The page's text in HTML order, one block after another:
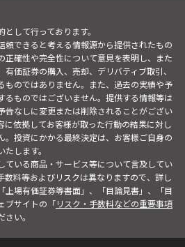
して行っております。
頼できると考える情報源から提供されたもの
正確性や完全性について意見を表明し、また
価証券の購入、売却、デリバティブ取引、
ものではありません。また、過去の実績や予
るものではございません。提供する情報等は
告なしに変更または削除されることがござい
に依拠してお客様が取った行動の結果に対し
。投資にかかる最終決定は、お客様ご自身の
します。
ている商品・サービス等について言及してい
数料等およびリスクは異なりますので、詳し
上場有価証券等書面」、「目論見書」、「目
ブサイトの「リスク・手数料などの重要事項
い。